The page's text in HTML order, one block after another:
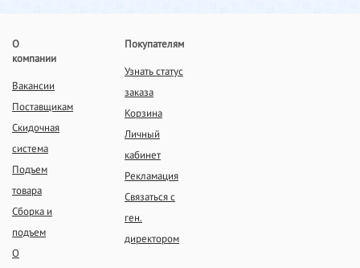
О
компании
Вакансии
Поставщикам
Скидочная
система
Подъем
товара
Сборка и
подъем
О
Покупателям
Узнать статус
заказа
Корзина
Личный
кабинет
Рекламация
Связаться с
ген.
директором